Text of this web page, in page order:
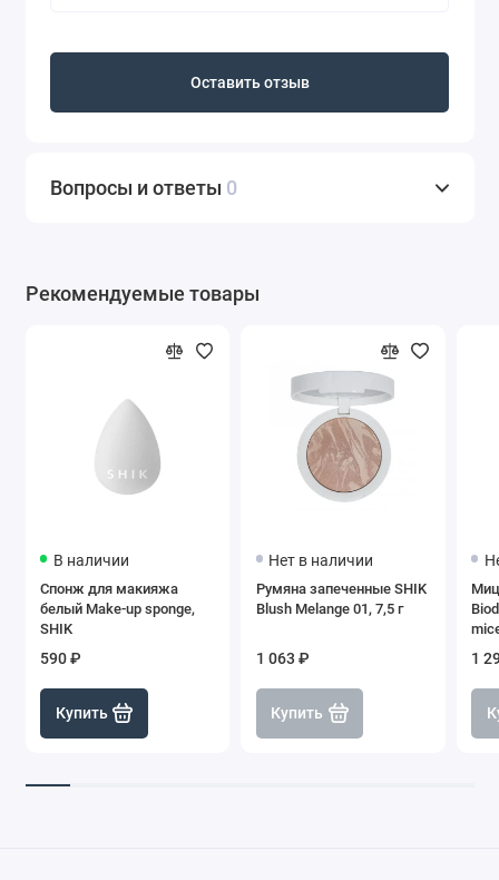
Оставить отзыв
Вопросы и ответы 0
Рекомендуемые товары
В наличии
Спонж для макияжа
белый Make-up sponge,
SHIK
590 ₽
Купить
Нет в наличии
Румяна запеченные SHIK
Blush Melange 01, 7,5 г
1 063 ₽
Купить
1